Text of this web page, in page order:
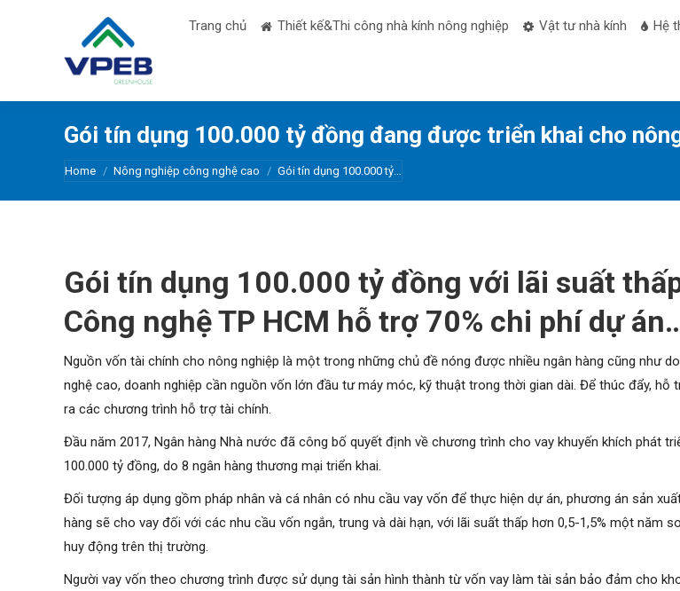
Trang chủ Thiết kế&Thi công nhà kính nông nghiệp Vật tư nhà kính Hệ
Gói tín dụng 100.000 tỷ đồng đang được triển khai cho
You are here:
Home Nông nghiệp công nghệ cao Gói tín dụng 100.000 tỷ…
Gói tín dụng 100.000 tỷ đồng với lãi suất
Công nghệ TP HCM hỗ trợ 70% chi phí dự
Nguồn vốn tài chính cho nông nghiệp là một trong những chủ đề nóng được nhiều ngân hàng cũng như
nghệ cao, doanh nghiệp cần nguồn vốn lớn đầu tư máy móc, kỹ thuật trong thời gian dài. Để thúc đẩy,
ra các chương trình hỗ trợ tài chính.
Đầu năm 2017, Ngân hàng Nhà nước đã công bố quyết định về chương trình cho vay khuyến khích phát
100.000 tỷ đồng, do 8 ngân hàng thương mại triển khai.
Đối tượng áp dụng gồm pháp nhân và cá nhân có nhu cầu vay vốn để thực hiện dự án, phương án sản
hàng sẽ cho vay đối với các nhu cầu vốn ngắn, trung và dài hạn, với lãi suất thấp hơn 0,5-1,5% một
huy động trên thị trường.
Người vay vốn theo chương trình được sử dụng tài sản hình thành từ vốn vay làm tài sản bảo đảm cho